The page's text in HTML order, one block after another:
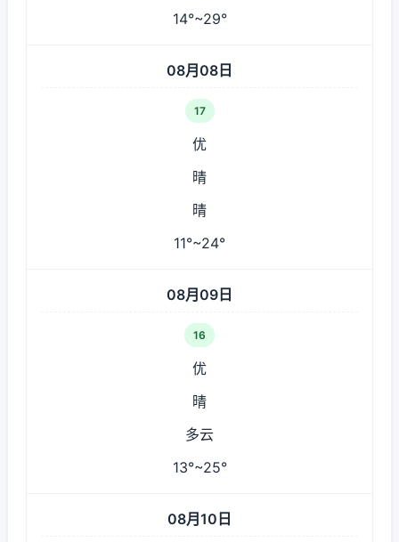
14°~29°
08月08日
17
优
晴
晴
11°~24°
08月09日
16
优
晴
多云
13°~25°
08月10日